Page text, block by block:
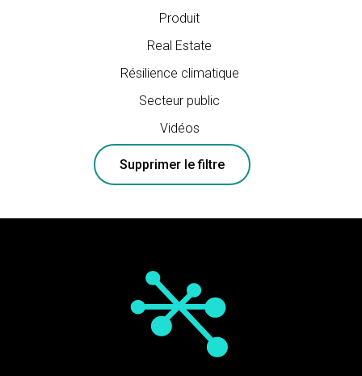
Produit
Real Estate
Résilience climatique
Secteur public
Vidéos
Supprimer le filtre